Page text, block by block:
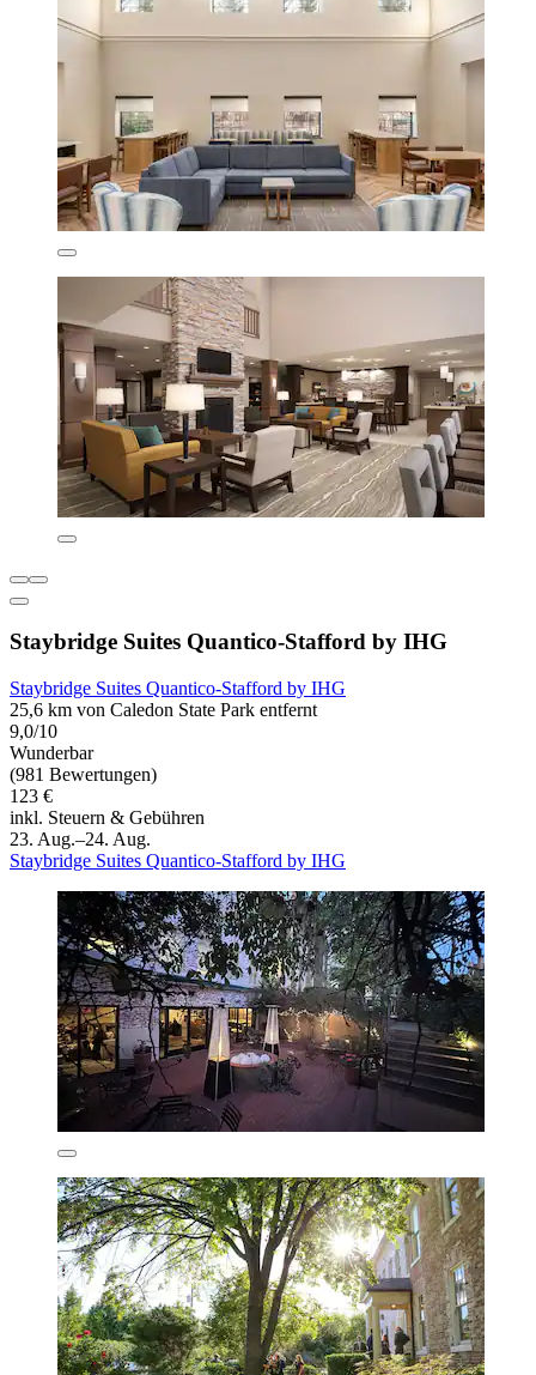
Staybridge Suites Quantico-Stafford by IHG
Staybridge Suites Quantico-Stafford by IHG
25,6 km von Caledon State Park entfernt
9,0/10
Wunderbar
(981 Bewertungen)
123 €
inkl. Steuern & Gebühren
23. Aug.–24. Aug.
Staybridge Suites Quantico-Stafford by IHG